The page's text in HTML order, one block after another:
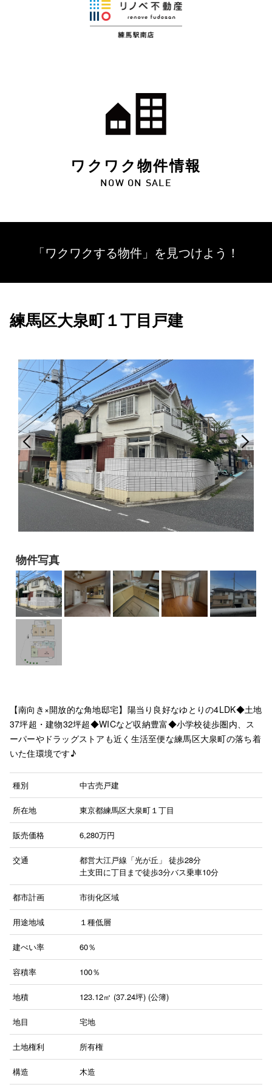
ワクワク物件情報
NOW ON SALE
「ワクワクする物件」を 見つけよう！
練馬区大泉町１丁目戸建
物件写真
【南向き×開放的な角地邸宅】陽当り良好なゆとりの4LDK◆土地
37坪超・建物32坪超◆WICなど収納豊富◆小学校徒歩圏内、ス
ーパーやドラッグストアも近く生活至便な練馬区大泉町の落ち着
いた住環境です♪
種別 中古売戸建
所在地 東京都練馬区大泉町１丁目
販売価格 6,280万円
交通 都営大江戸線「光が丘」 徒歩28分
土支田に丁目まで徒歩3分バス乗車10分
都市計画 市街化区域
用途地域 １種低層
建ぺい率 60％
容積率 100％
地積 123.12㎡ (37.24坪) (公簿)
地目 宅地
土地権利 所有権
構造 木造